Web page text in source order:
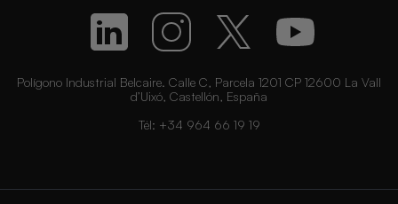
Polígono Industrial Belcaire. Calle C, Parcela 1201 CP 12600 La Vall
d’Uixó, Castellón, España
Tél: +34 964 66 19 19